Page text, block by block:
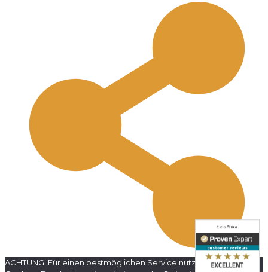
ACHTUNG: Für einen bestmöglichen Service nutzt diese Website